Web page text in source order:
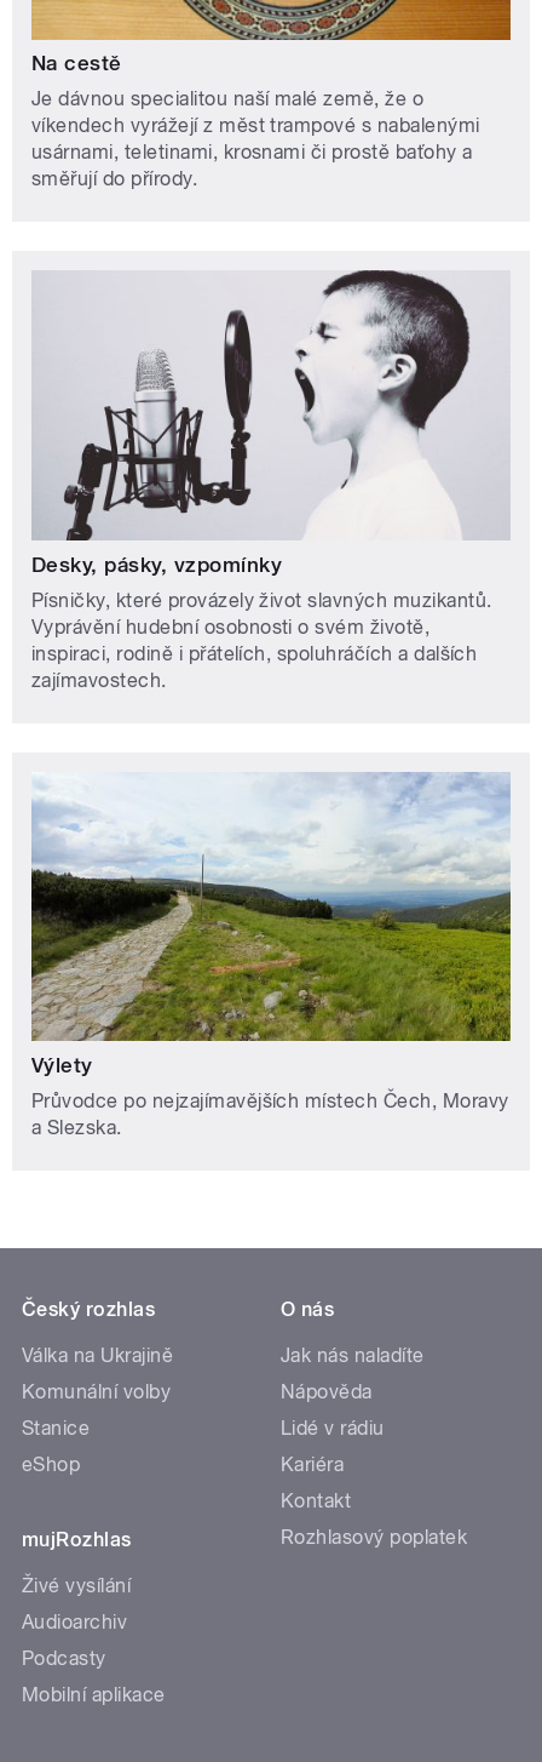
Na cestě
Je dávnou specialitou naší malé země, že o
víkendech vyrážejí z měst trampové s nabalenými
usárnami, teletinami, krosnami či prostě baťohy a
směřují do přírody.
Desky, pásky, vzpomínky
Písničky, které provázely život slavných muzikantů.
Vyprávění hudební osobnosti o svém životě,
inspiraci, rodině i přátelích, spoluhráčích a dalších
zajímavostech.
Výlety
Průvodce po nejzajímavějších místech Čech, Moravy
a Slezska.
Český rozhlas
Válka na Ukrajině
Komunální volby
Stanice
eShop
mujRozhlas
Živé vysílání
Audioarchiv
Podcasty
Mobilní aplikace
O nás
Jak nás naladíte
Nápověda
Lidé v rádiu
Kariéra
Kontakt
Rozhlasový poplatek